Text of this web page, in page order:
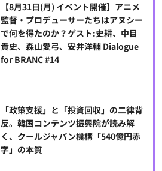
【8月31日(月) イベント開催】アニメ
監督・プロデューサーたちはアヌシー
で何を得たのか？ゲスト:史耕、中目
貴史、森山愛弓、安井洋輔 Dialogue
for BRANC #14
「政策支援」と「投資回収」の二律背
反。韓国コンテンツ振興院が読み解
く、クールジャパン機構「540億円赤
字」の本質